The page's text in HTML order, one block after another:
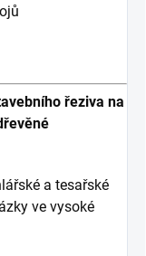
řeziva na
a tesařské
ve vysoké